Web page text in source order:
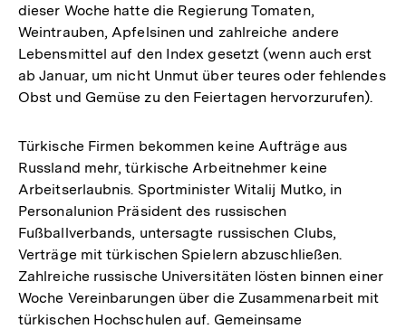
dieser Woche hatte die Regierung Tomaten,
Weintrauben, Apfelsinen und zahlreiche andere
Lebensmittel auf den Index gesetzt (wenn auch erst
ab Januar, um nicht Unmut über teures oder fehlendes
Obst und Gemüse zu den Feiertagen hervorzurufen).
Türkische Firmen bekommen keine Aufträge aus
Russland mehr, türkische Arbeitnehmer keine
Arbeitserlaubnis. Sportminister Witalij Mutko, in
Personalunion Präsident des russischen
Fußballverbands, untersagte russischen Clubs,
Verträge mit türkischen Spielern abzuschließen.
Zahlreiche russische Universitäten lösten binnen einer
Woche Vereinbarungen über die Zusammenarbeit mit
türkischen Hochschulen auf. Gemeinsame